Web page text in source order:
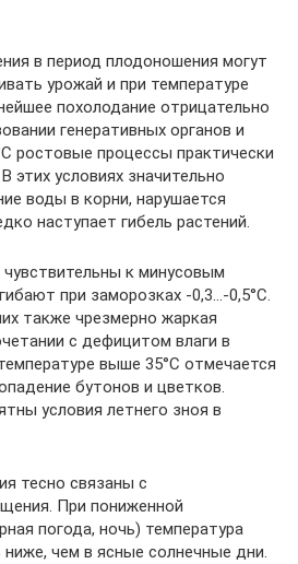
в период плодоношения могут
урожай и при температуре
похолодание отрицательно
генеративных органов и
ростовые процессы практически
этих условиях значительно
воды в корни, нарушается
наступает гибель растений.
к минусовым
при заморозках -0,3…-0,5°С.
также чрезмерно жаркая
с дефицитом влаги в
выше 35°С отмечается
бутонов и цветков.
условия летнего зноя в
тесно связаны с
При пониженной
погода, ночь) температура
чем в ясные солнечные дни.